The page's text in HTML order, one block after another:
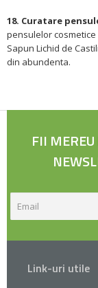
18. Curatare
pensulelor
Sapun Lichid de
din abundenta.
FII
Link-uri utile